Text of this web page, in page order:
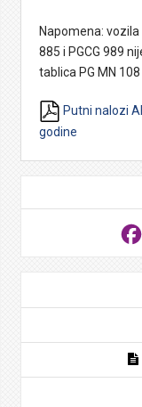
Napomena: vozila
885 i PGCG 989
tablica PG MN
Putni nalozi
godine